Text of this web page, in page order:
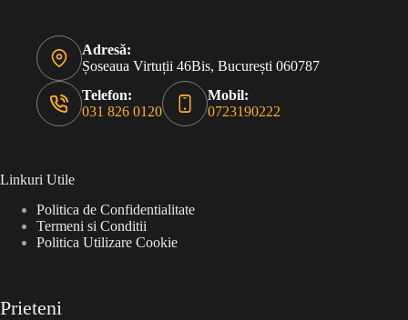
Adresă:
Șoseaua Virtuții 46Bis, București 060787
Telefon:
031 826 0120
Mobil:
0723190222
Linkuri Utile
Politica de Confidentialitate
Termeni si Conditii
Politica Utilizare Cookie
Prieteni